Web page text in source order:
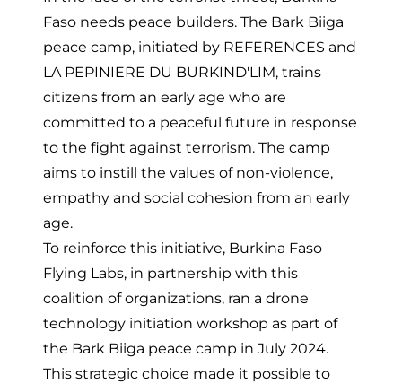
Faso needs peace builders. The Bark Biiga
peace camp, initiated by REFERENCES and
LA PEPINIERE DU BURKIND'LIM, trains
citizens from an early age who are
committed to a peaceful future in response
to the fight against terrorism. The camp
aims to instill the values of non-violence,
empathy and social cohesion from an early
age.
To reinforce this initiative, Burkina Faso
Flying Labs, in partnership with this
coalition of organizations, ran a drone
technology initiation workshop as part of
the Bark Biiga peace camp in July 2024.
This strategic choice made it possible to